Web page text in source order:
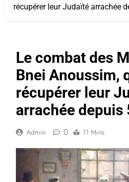
récupérer leur Judaïté arrachée
Le combat des
Bnei Anoussim,
récupérer leur
arrachée depuis
Admin 0 11 Mins